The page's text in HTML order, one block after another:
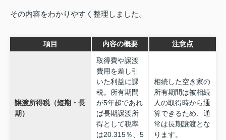
その内容をわかりやすく整理しました。
項目 内容の概要 注意点
譲渡所得税（短期・長
期）
取得費や譲渡
費用を差し引
いた利益に課
税。所有期間
が5年超であれ
ば長期譲渡所
得として税率
は20.315％、5
相続した空き家の
所有期間は被相続
人の取得時から通
算できるため、通
常は長期譲渡とな
ります。